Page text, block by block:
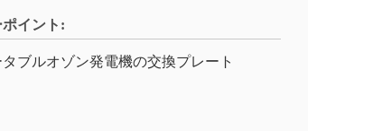
ポイント:
タブルオゾン発電機の交換プレート